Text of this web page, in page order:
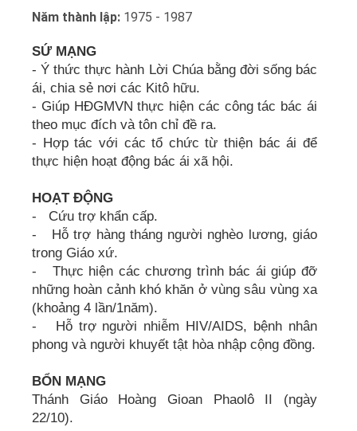
Năm thành lập: 1975 - 1987
SỨ MẠNG
- Ý thức thực hành Lời Chúa bằng đời sống bác
ái, chia sẻ nơi các Kitô hữu.
- Giúp HĐGMVN thực hiện các công tác bác ái
theo mục đích và tôn chỉ đề ra.
- Hợp tác với các tổ chức từ thiện bác ái để
thực hiện hoạt động bác ái xã hội.
HOẠT ĐỘNG
- Cứu trợ khẩn cấp.
- Hỗ trợ hàng tháng người nghèo lương, giáo
trong Giáo xứ.
- Thực hiện các chương trình bác ái giúp đỡ
những hoàn cảnh khó khăn ở vùng sâu vùng xa
(khoảng 4 lần/1năm).
- Hỗ trợ người nhiễm HIV/AIDS, bệnh nhân
phong và người khuyết tật hòa nhập cộng đồng.
BỔN MẠNG
Thánh Giáo Hoàng Gioan Phaolô II (ngày
22/10).